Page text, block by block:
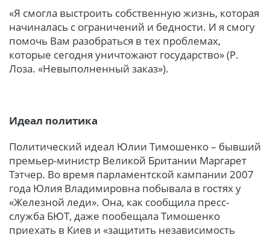
«Я смогла выстроить собственную жизнь, которая
начиналась с ограничений и бедности. И я смогу
помочь Вам разобраться в тех проблемах,
которые сегодня уничтожают государство» (Р.
Лоза. «Невыполненный заказ»).
Идеал политика
Политический идеал Юлии Тимошенко – бывший
премьер-министр Великой Британии Маргарет
Тэтчер. Во время парламентской кампании 2007
года Юлия Владимировна побывала в гостях у
«Железной леди». Она, как сообщила пресс-
служба БЮТ, даже пообещала Тимошенко
приехать в Киев и «защитить независимость